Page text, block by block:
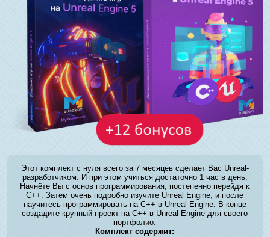
Этот комплект с нуля всего за 7 месяцев сделает Вас Unreal-
разработчиком. И при этом учиться достаточно 1 час в день.
Начнёте Вы с основ программирования, постепенно перейдя к
C++. Затем очень подробно изучите Unreal Engine, и после
научитесь программировать на C++ в Unreal Engine. В конце
создадите крупный проект на C++ в Unreal Engine для своего
портфолио.
Комплект содержит: